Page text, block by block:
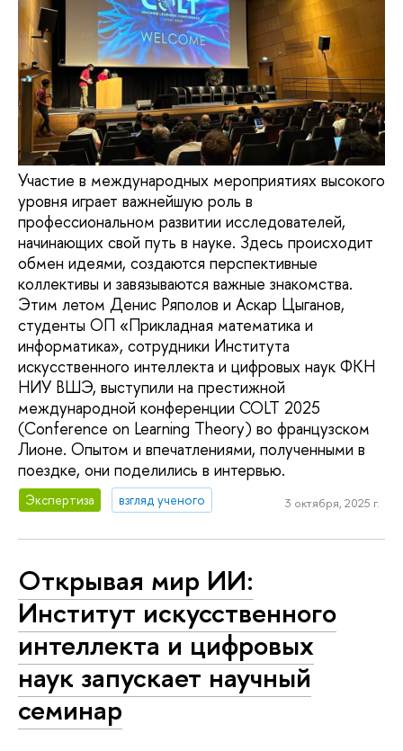
Участие в международных мероприятиях высокого
уровня играет важнейшую роль в
профессиональном развитии исследователей,
начинающих свой путь в науке. Здесь происходит
обмен идеями, создаются перспективные
коллективы и завязываются важные знакомства.
Этим летом Денис Ряполов и Аскар Цыганов,
студенты ОП «Прикладная математика и
информатика», сотрудники Института
искусственного интеллекта и цифровых наук ФКН
НИУ ВШЭ, выступили на престижной
международной конференции COLT 2025
(Conference on Learning Theory) во французском
Лионе. Опытом и впечатлениями, полученными в
поездке, они поделились в интервью.
Экспертиза взгляд ученого 3 октября, 2025 г.
Открывая мир ИИ:
Институт искусственного
интеллекта и цифровых
наук запускает научный
семинар